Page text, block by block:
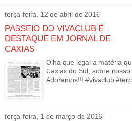
terça-feira, 12 de abril de 2016
PASSEIO DO VIVACLUB É
DESTAQUE EM JORNAL DE
CAXIAS
Olha que legal a matéria
Caxias do Sul, sobre
Adoramos!!! ‪#‎vivaclub‬
terça-feira, 1 de março de 2016